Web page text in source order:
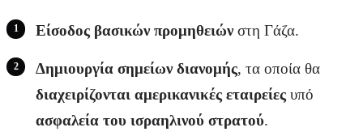
Είσοδος βασικών προμηθειώνστη Γάζα.
Δημιουργία σημείων διανομής, τα οποία θα
διαχειρίζονται αμερικανικές εταιρείες υπό
ασφαλεία του ισραηλινού στρατού.